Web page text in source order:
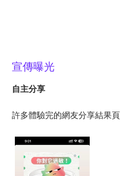
宣傳曝光
自主分享
許多體驗完的網友分享結果